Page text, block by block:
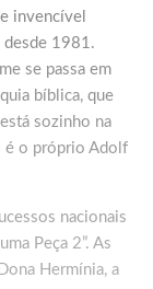
invencível
desde 1981.
se passa em
bíblica, que
sozinho na
é o próprio Adolf
nacionais
Peça 2”. As
Hermínia, a